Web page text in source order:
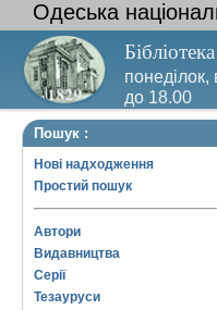
Одеська
понеділок,
до 18.00
Вихідний
Пошук :
Нові надходження
Простий пошук
Автори
Видавництва
Серії
Тезауруси